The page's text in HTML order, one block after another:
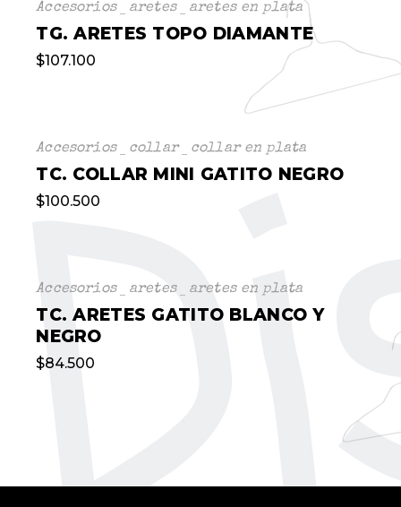
Accesorios aretes aretes en plata
TG. ARETES TOPO DIAMANTE
$107.100
Accesorios collar collar en plata
TC. COLLAR MINI GATITO NEGRO
$100.500
Accesorios aretes aretes en plata
TC. ARETES GATITO BLANCO Y
NEGRO
$84.500